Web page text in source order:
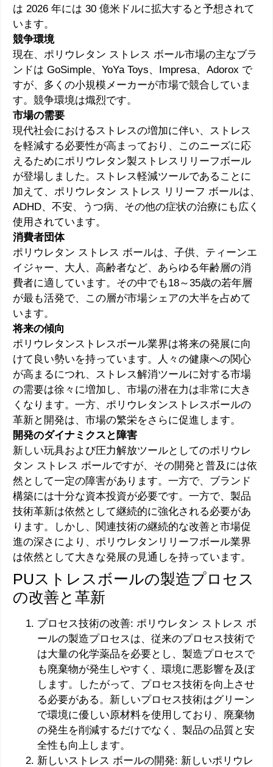
は 2026 年には 30 億米ドルに拡大すると予想されて
います。
競争環境
現在、ポリウレタン ストレス ボール市場の主なブラ
ンドは GoSimple、YoYa Toys、Impresa、Adorox で
すが、多くの小規模メーカーが市場で競合していま
す。競争環境は熾烈です。
市場の需要
現代社会におけるストレスの増加に伴い、ストレス
を軽減する必要性が高まっており、このニーズに応
えるためにポリウレタン製ストレスリリーフボール
が登場しました。ストレス軽減ツールであることに
加えて、ポリウレタン ストレス リリーフ ボールは、
ADHD、不安、うつ病、その他の症状の治療にも広く
使用されています。
消費者団体
ポリウレタン ストレス ボールは、子供、ティーンエ
イジャー、大人、高齢者など、あらゆる年齢層の消
費者に適しています。その中でも18～35歳の若年層
が最も活発で、この層が市場シェアの大半を占めて
います。
将来の傾向
ポリウレタンストレスボール業界は将来の発展に向
けて良い勢いを持っています。人々の健康への関心
が高まるにつれ、ストレス解消ツールに対する市場
の需要は徐々に増加し、市場の潜在力は非常に大き
くなります。一方、ポリウレタンストレスボールの
革新と開発は、市場の繁栄をさらに促進します。
開発のダイナミクスと障害
新しい玩具および圧力解放ツールとしてのポリウレ
タン ストレス ボールですが、その開発と普及には依
然として一定の障害があります。一方で、ブランド
構築には十分な資本投資が必要です。一方で、製品
技術革新は依然として継続的に強化される必要があ
ります。しかし、関連技術の継続的な改善と市場促
進の深さにより、ポリウレタンリリーフボール業界
は依然として大きな発展の見通しを持っています。
PUストレスボールの製造プロセス
の改善と革新
プロセス技術の改善: ポリウレタン ストレス ボ
ールの製造プロセスは、従来のプロセス技術で
は大量の化学薬品を必要とし、製造プロセスで
も廃棄物が発生しやすく、環境に悪影響を及ぼ
します。したがって、プロセス技術を向上させ
る必要がある。新しいプロセス技術はグリーン
で環境に優しい原材料を使用しており、廃棄物
の発生を削減するだけでなく、製品の品質と安
全性も向上します。
新しいストレス ボールの開発: 新しいポリウレ